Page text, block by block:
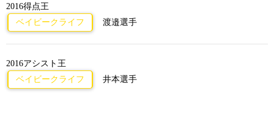
2016得点王
ベイビークライフ
渡邉選手
2016アシスト王
ベイビークライフ
井本選手